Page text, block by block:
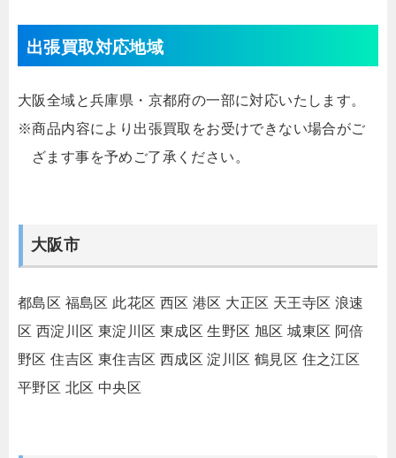
出張買取対応地域
大阪全域と兵庫県・京都府の一部に対応いたします。
※商品内容により出張買取をお受けできない場合がご
ざます事を予めご了承ください。
大阪市
都島区 福島区 此花区 西区 港区 大正区 天王寺区 浪速
区 西淀川区 東淀川区 東成区 生野区 旭区 城東区 阿倍
野区 住吉区 東住吉区 西成区 淀川区 鶴見区 住之江区
平野区 北区 中央区